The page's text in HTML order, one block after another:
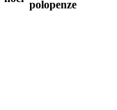
polopenze